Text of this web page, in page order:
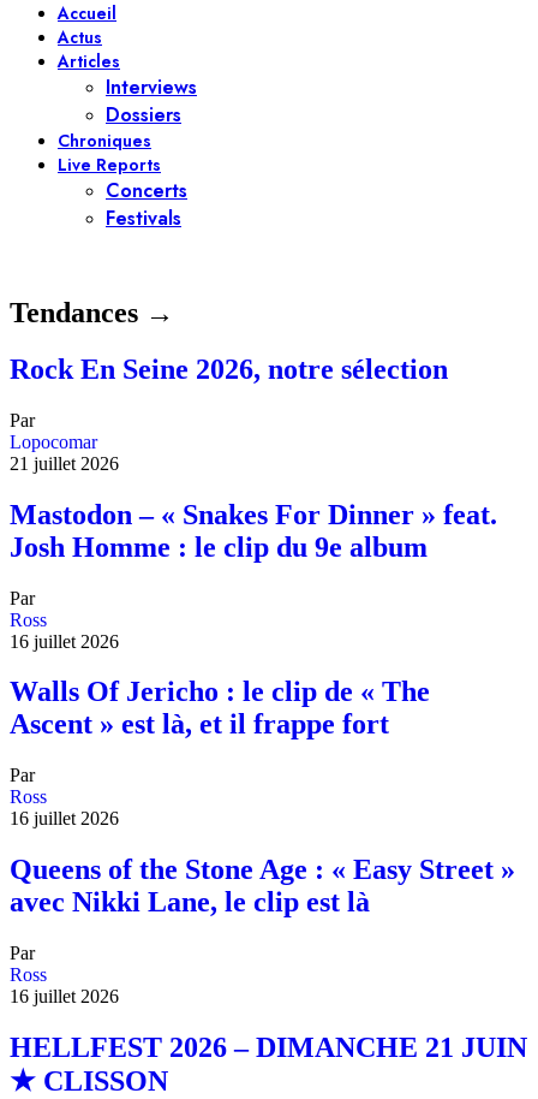
Accueil
Actus
Articles
Interviews
Dossiers
Chroniques
Live Reports
Concerts
Festivals
Tendances →
Rock En Seine 2026, notre sélection
Par
Lopocomar
21 juillet 2026
Mastodon – « Snakes For Dinner » feat.
Josh Homme : le clip du 9e album
Par
Ross
16 juillet 2026
Walls Of Jericho : le clip de « The
Ascent » est là, et il frappe fort
Par
Ross
16 juillet 2026
Queens of the Stone Age : « Easy Street »
avec Nikki Lane, le clip est là
Par
Ross
16 juillet 2026
HELLFEST 2026 – DIMANCHE 21 JUIN
★ CLISSON